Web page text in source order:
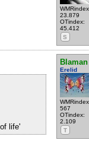
23.879
OTindex:
45.412
S
Blaman
Erelid
567
OTindex:
2.109
T
life'